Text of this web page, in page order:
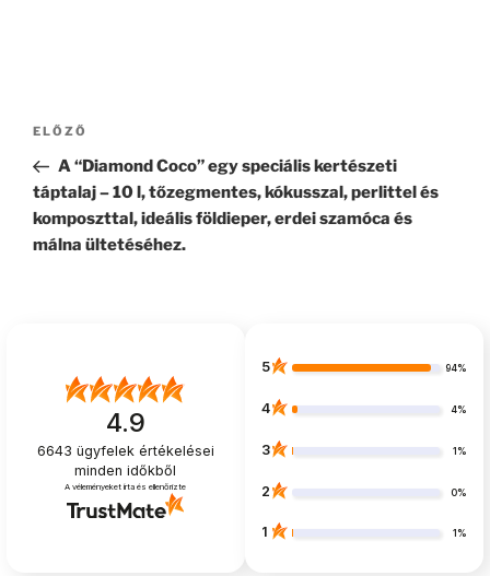
Bejegyzés
Korábbi
bejegyzés
ELŐZŐ
A “Diamond Coco” egy speciális kertészeti
táptalaj – 10 l, tőzegmentes, kókusszal, perlittel és
komposzttal, ideális földieper, erdei szamóca és
málna ültetéséhez.
4.9
6643 ügyfelek értékelései
minden időkből
A véleményeket írta és ellenőrizte
5 94%
4 4%
3 1%
2 0%
1 1%